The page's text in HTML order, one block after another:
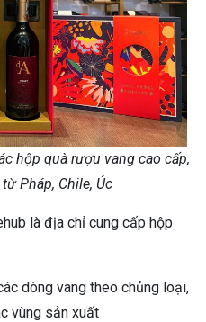
hộp quà rượu vang cao cấp,
Pháp, Chile, Úc
là địa chỉ cung cấp hộp
dòng vang theo chủng loại,
vùng sản xuất